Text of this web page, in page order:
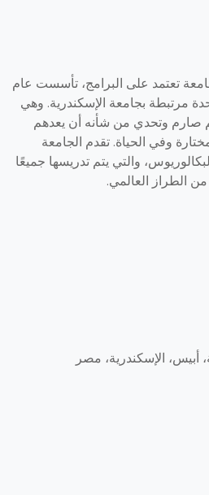
تعتمد على البرامج، تأسست عام
مرتبطة بجامعة الإسكندرية. وهي
صارم وتحدي من شأنه أن يعدهم
وفي الحياة. تقدم الجامعة
والتي يتم تدريسها جميعًا
الطراز العالمي.
أبيس، الإسكندرية، مصر